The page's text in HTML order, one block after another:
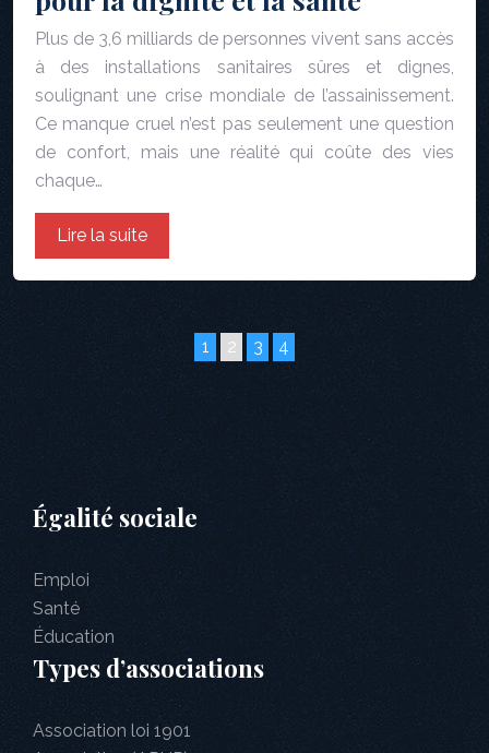
Plus de 3,6 milliards de personnes vivent sans accès
à des installations sanitaires sûres et dignes,
soulignant une crise mondiale de l’assainissement.
Ce manque cruel n’est pas seulement une question
de confort, mais une réalité qui coûte des vies
chaque…
Lire la suite
1 2 3 4
Égalité sociale
Emploi
Santé
Éducation
Types d’associations
Association loi 1901